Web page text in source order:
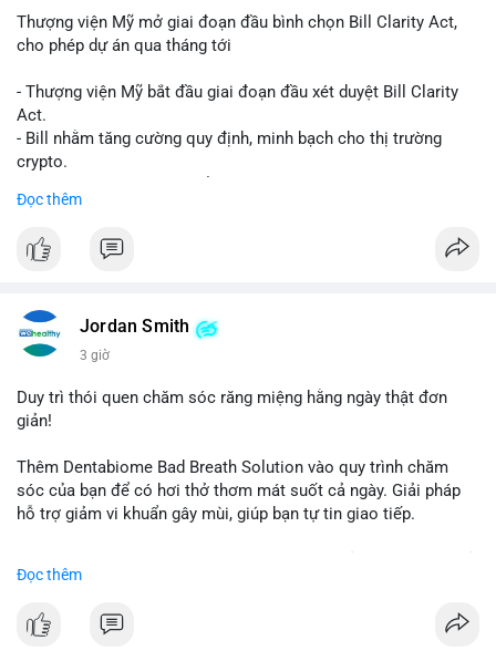
Thượng viện Mỹ mở giai đoạn đầu bình chọn Bill Clarity Act,
cho phép dự án qua tháng tới
- Thượng viện Mỹ bắt đầu giai đoạn đầu xét duyệt Bill Clarity
Act.
- Bill nhằm tăng cường quy định, minh bạch cho thị trường
crypto.
- Bill có thể ảnh hưởng pháp lý, hoạt động của các đồng tiền kỹ
$btc $eth
#vlikevn #titanbot
Đọc thêm
Jordan Smith
3 giờ
Duy trì thói quen chăm sóc răng miệng hằng ngày thật đơn
giản!
Thêm Dentabiome Bad Breath Solution vào quy trình chăm
sóc của bạn để có hơi thở thơm mát suốt cả ngày. Giải pháp
hỗ trợ giảm vi khuẩn gây mùi, giúp bạn tự tin giao tiếp.
lớn cho nụ cười khỏe mạnh.
#dentabiome #badbreathsolution
Đọc thêm